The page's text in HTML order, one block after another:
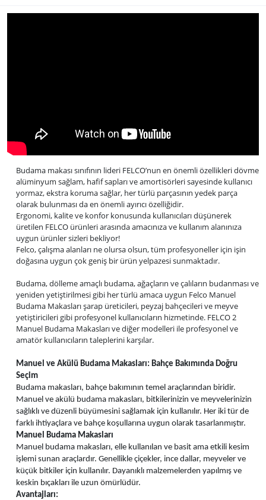
Budama makası sınıfının lideri FELCO’nun en önemli özellikleri dövme
alüminyum sağlam, hafif sapları ve amortisörleri sayesinde kullanıcı
yormaz, ekstra koruma sağlar, her türlü parçasının yedek parça
olarak bulunması da en önemli ayırıcı özelliğidir.
Ergonomi, kalite ve konfor konusunda kullanıcıları düşünerek
üretilen FELCO ürünleri arasında amacınıza ve kullanım alanınıza
uygun ürünler sizleri bekliyor!
Felco, çalışma alanları ne olursa olsun, tüm profesyoneller için işin
doğasına uygun çok geniş bir ürün yelpazesi sunmaktadır.
Budama, dölleme amaçlı budama, ağaçların ve çalıların budanması ve
yeniden yetiştirilmesi gibi her türlü amaca uygun Felco Manuel
Budama Makasları şarap üreticileri, peyzaj bahçecileri ve meyve
yetiştiricileri gibi profesyonel kullanıcıların hizmetinde. FELCO 2
Manuel Budama Makasları ve diğer modelleri ile profesyonel ve
amatör kullanıcıların taleplerini karşılar.
Manuel ve Akülü Budama Makasları: Bahçe Bakımında Doğru
Seçim
Budama makasları, bahçe bakımının temel araçlarından biridir.
Manuel ve akülü budama makasları, bitkilerinizin ve meyvelerinizin
sağlıklı ve düzenli büyümesini sağlamak için kullanılır. Her iki tür de
farklı ihtiyaçlara ve bahçe koşullarına uygun olarak tasarlanmıştır.
Manuel Budama Makasları
Manuel budama makasları, elle kullanılan ve basit ama etkili kesim
işlemi sunan araçlardır. Genellikle çiçekler, ince dallar, meyveler ve
küçük bitkiler için kullanılır. Dayanıklı malzemelerden yapılmış ve
keskin bıçakları ile uzun ömürlüdür.
Avantajları: